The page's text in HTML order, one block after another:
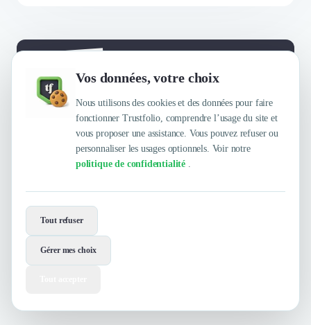
Vos données, votre choix
Nous utilisons des cookies et des données pour faire
fonctionner Trustfolio, comprendre l’usage du site et
vous proposer une assistance. Vous pouvez refuser ou
personnaliser les usages optionnels. Voir notre
politique de confidentialité .
Tout refuser
Gérer mes choix
Envie de travailler avec Design is vital
Contactez-les maintenant !